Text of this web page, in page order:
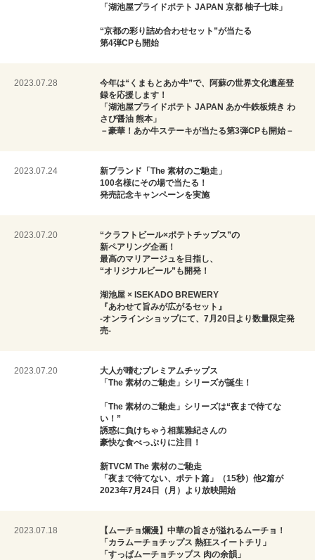
「湖池屋プライドポテト JAPAN 京都 柚子七味」
“京都の彩り詰め合わせセット”が当たる
第4弾CPも開始
2023.07.28
今年は“くまもとあか牛”で、阿蘇の世界文化遺産登
録を応援します！
「湖池屋プライドポテト JAPAN あか牛鉄板焼き わ
さび醤油 熊本」
－豪華！あか牛ステーキが当たる第3弾CPも開始－
2023.07.24
新ブランド「The 素材のご馳走」
100名様にその場で当たる！
発売記念キャンペーンを実施
2023.07.20
“クラフトビール×ポテトチップス”の
新ペアリング企画！
最高のマリアージュを目指し、
“オリジナルビール”も開発！
湖池屋 × ISEKADO BREWERY
『あわせて旨みが広がるセット』
‐オンラインショップにて、7月20日より数量限定発
売‐
2023.07.20
大人が嗜むプレミアムチップス
「The 素材のご馳走」シリーズが誕生！
「The 素材のご馳走」シリーズは“夜まで待てな
い！”
誘惑に負けちゃう相葉雅紀さんの
豪快な食べっぷりに注目！
新TVCM The 素材のご馳走
「夜まで待てない、ポテト篇」（15秒）他2篇が
2023年7月24日（月）より放映開始
2023.07.18
【ムーチョ爛漫】中華の旨さが溢れるムーチョ！
「カラムーチョチップス 熱狂スイートチリ」
「すっぱムーチョチップス 肉の余韻」